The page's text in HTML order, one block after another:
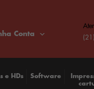
Conta
e HDs Software